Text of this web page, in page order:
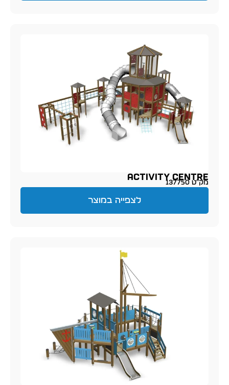
Activity Centre
מק״ט 137750
לצפייה במוצר